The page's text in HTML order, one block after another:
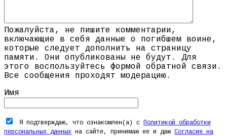
Пожалуйста, не пишите комментарии,
включающие в себя данные о погибшем воине,
которые следует дополнить на страницу
памяти. Они опубликованы не будут. Для
этого воспользуйтесь формой обратной связи.
Все сообщения проходят модерацию.
Имя
Я подтверждаю, что ознакомлен(а) с
Политикой обработки
персональных данных на сайте, принимаю ее и даю Согласие на